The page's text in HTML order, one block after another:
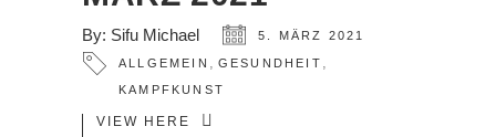
By: Sifu Michael 5. MÄRZ 2021
ALLGEMEIN GESUNDHEIT
KAMPFKUNST
VIEW HERE